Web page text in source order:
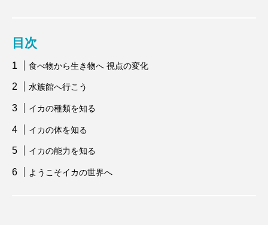
目次
食べ物から生き物へ 視点の変化
水族館へ行こう
イカの種類を知る
イカの体を知る
イカの能力を知る
ようこそイカの世界へ